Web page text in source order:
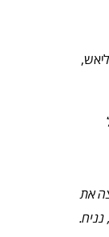
את